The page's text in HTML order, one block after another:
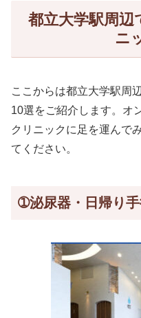
都立大学駅周辺
ニ
ここからは都立大学駅周
10選をご紹介します。オ
クリニックに足を運んで
てください。
➀泌尿器・日帰り